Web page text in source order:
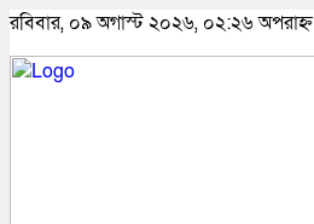
রবিবার, ০৯ অগাস্ট ২০২৬, ০২:২৬ অপরাহ্ন